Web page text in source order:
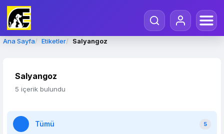
Ana Sayfa Etiketler Salyangoz
Salyangoz
5 içerik bulundu
Tümü 5